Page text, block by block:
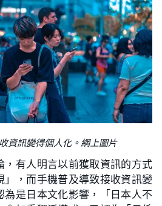
資訊變得個人化。網上圖片
，有人明言以前獲取資訊的方式
」，而手機普及導致接收資訊變
為是日本文化影響，「日本人不